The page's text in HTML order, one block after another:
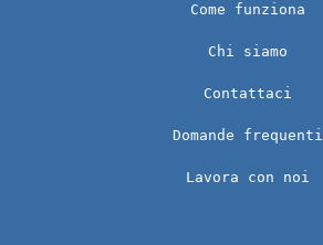
Come funziona
Chi siamo
Contattaci
Domande frequenti
Lavora con noi